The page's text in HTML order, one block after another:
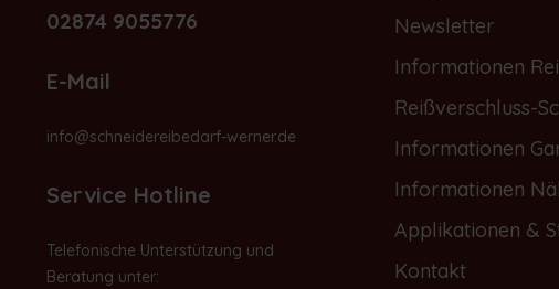
02874 9055776
E-Mail
info@schneidereibedarf-werner.de
Service Hotline
Telefonische Unterstützung und
Beratung unter:
Newsletter
Informationen
Reißverschluss-
Informationen
Informationen
Applikationen &
Kontakt